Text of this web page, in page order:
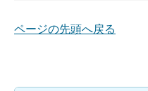
ページの先頭へ戻る